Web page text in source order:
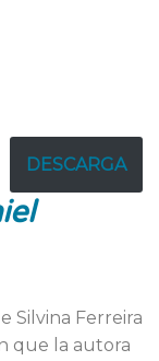
DESCARGA
Silvina Ferreira
que la autora